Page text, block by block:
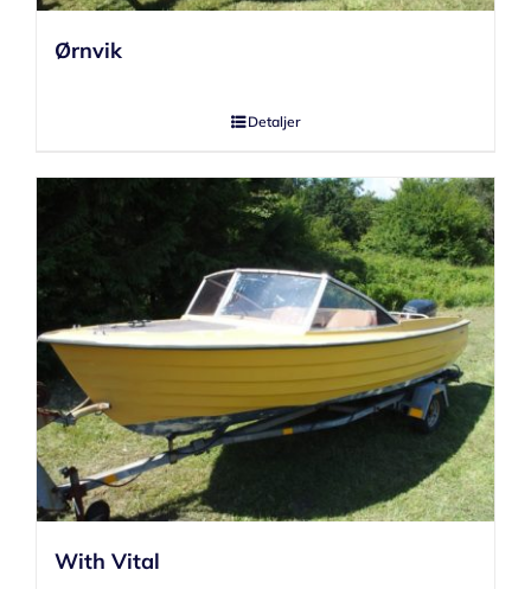
Ørnvik
Detaljer
With Vital